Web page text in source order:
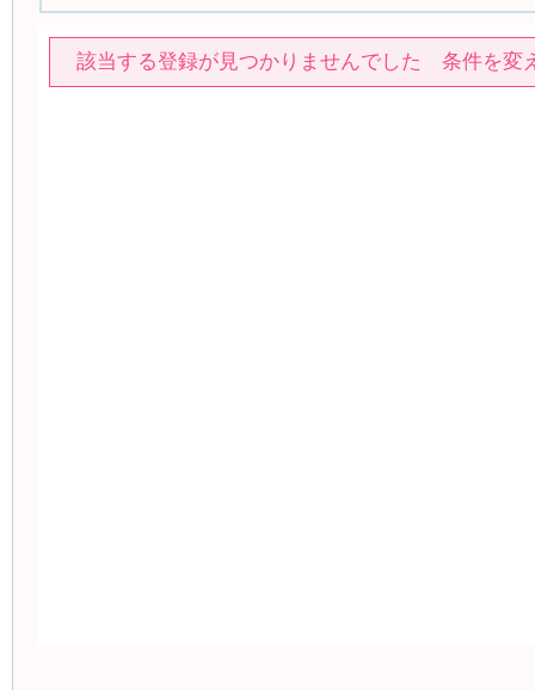
該当する登録が見つかりませんでした 条件を